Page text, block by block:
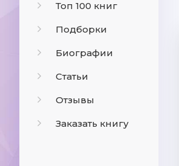
Топ 100 книг
Подборки
Биографии
Статьи
Отзывы
Заказать книгу